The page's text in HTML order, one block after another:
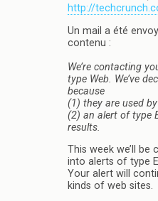
http://
Un mail a été
contenu :
We’re contacting
type Web. We’ve
because
(1) they are used
(2) an alert of type
results.
This week we’ll be
into alerts of type
Your alert will
kinds of web sites.